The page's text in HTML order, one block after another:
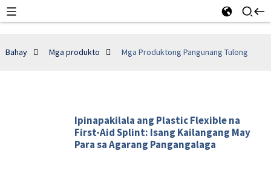
Bahay Mga produkto Mga Produktong Pangunang Tulong
Ipinapakilala ang Plastic Flexible na
First-Aid Splint: Isang Kailangang May
Para sa Agarang Pangangalaga